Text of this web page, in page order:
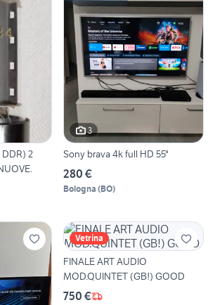
DDR) 2
3
Sony brava 4k full HD 55"
280 €
Bologna (BO)
Vetrina
FINALE ART AUDIO
MOD.QUINTET (GB!) GOOD
750 €